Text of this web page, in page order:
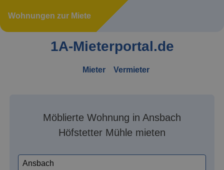
Wohnungen zur Miete
1A-Mieterportal.de
Mieter Vermieter
Möblierte Wohnung in Ansbach
Höfstetter Mühle mieten